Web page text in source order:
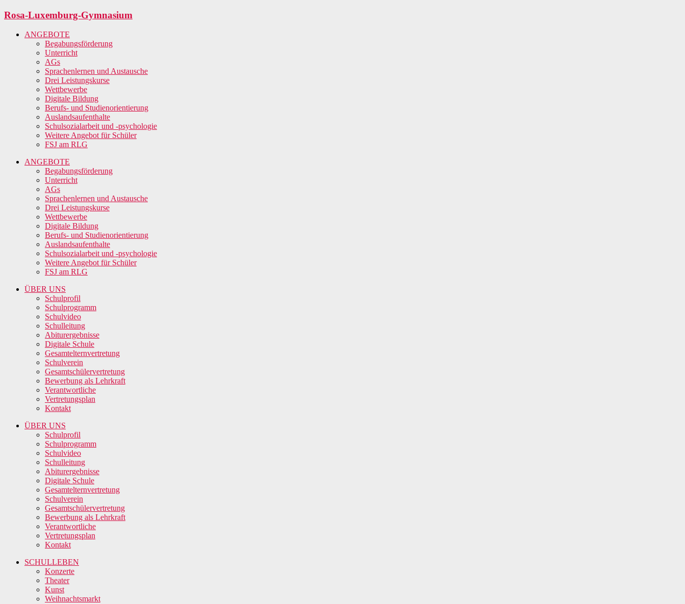
Zum
springen
Rosa-Luxemburg-Gymnasium
ANGEBOTE
Begabungsförderung
Unterricht
AGs
Sprachenlernen und Austausche
Drei Leistungskurse
Wettbewerbe
Digitale Bildung
Berufs- und Studienorientierung
Auslandsaufenthalte
Schulsozialarbeit und -psychologie
Weitere Angebot für Schüler
FSJ am RLG
ANGEBOTE
Begabungsförderung
Unterricht
AGs
Sprachenlernen und Austausche
Drei Leistungskurse
Wettbewerbe
Digitale Bildung
Berufs- und Studienorientierung
Auslandsaufenthalte
Schulsozialarbeit und -psychologie
Weitere Angebot für Schüler
FSJ am RLG
ÜBER UNS
Schulprofil
Schulprogramm
Schulvideo
Schulleitung
Abiturergebnisse
Digitale Schule
Gesamtelternvertretung
Schulverein
Gesamtschülervertretung
Bewerbung als Lehrkraft
Verantwortliche
Vertretungsplan
Kontakt
ÜBER UNS
Schulprofil
Schulprogramm
Schulvideo
Schulleitung
Abiturergebnisse
Digitale Schule
Gesamtelternvertretung
Schulverein
Gesamtschülervertretung
Bewerbung als Lehrkraft
Verantwortliche
Vertretungsplan
Kontakt
SCHULLEBEN
Konzerte
Theater
Kunst
Weihnachtsmarkt